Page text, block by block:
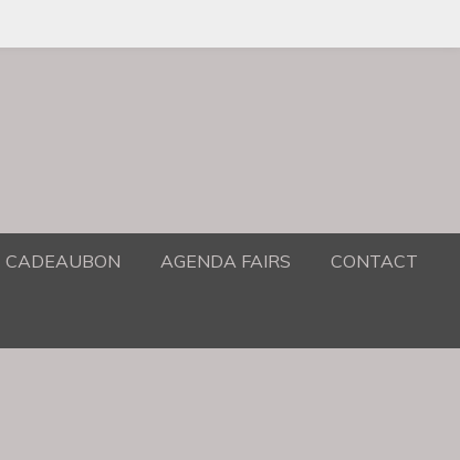
CADEAUBON AGENDA FAIRS CONTACT